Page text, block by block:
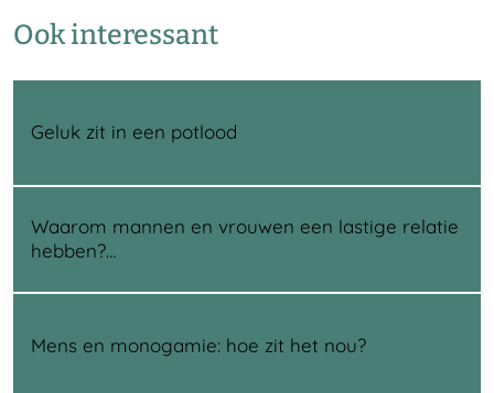
Ook interessant
Geluk zit in een potlood
Waarom mannen en vrouwen een lastige relatie
hebben?…
Mens en monogamie: hoe zit het nou?